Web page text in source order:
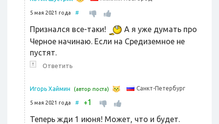
5 мая 2021 года #
Признался все-таки!
А я уже думать про
Черное начинаю. Если на Средиземное не
пустят.
↑ Ответить
Игорь Хаймин (автор поста) Санкт-Петербург
5 мая 2021 года # +1
Теперь жди 1 июня! Может, что и будет.